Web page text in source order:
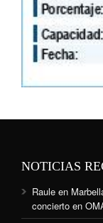
NOTICIAS
Raule en
concierto en